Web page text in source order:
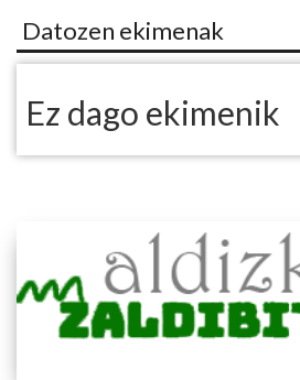
Datozen ekimenak
Ez dago ekimenik